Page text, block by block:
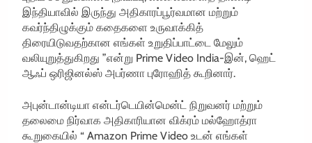
இந்தியாவில் இருந்து அதிகாரப்பூர்வமான மற்றும்
கவர்ந்திழுக்கும் கதைகளை உருவாக்கித்
திரையிடுவதற்கான எங்கள் உறுதிப்பாட்டை மேலும்
வலியுறுத்துகிறது ”என்று Prime Video India-இன், ஹெட்
ஆஃப் ஒரிஜினல்ஸ் அபர்ணா புரோஹித் கூறினார்.
அபுன்டான்டியா என்டர்டெயின்மென்ட் நிறுவனர் மற்றும்
தலைமை நிர்வாக அதிகாரியான விக்ரம் மல்ஹோத்ரா
கூறுகையில் “ Amazon Prime Video உடன் எங்கள்